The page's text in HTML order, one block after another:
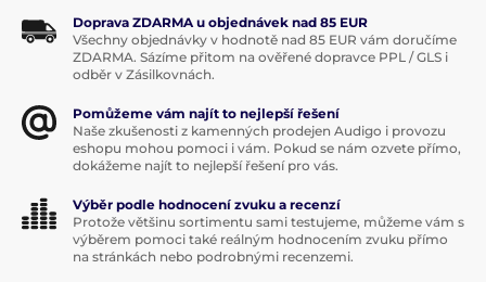
Doprava ZDARMA u objednávek nad 85 EUR
Všechny objednávky v hodnotě nad 85 EUR vám doručíme
ZDARMA. Sázíme přitom na ověřené dopravce PPL / GLS i
odběr v Zásilkovnách.
Pomůžeme vám najít to nejlepší řešení
Naše zkušenosti z kamenných prodejen Audigo i provozu
eshopu mohou pomoci i vám. Pokud se nám ozvete přímo,
dokážeme najít to nejlepší řešení pro vás.
Výběr podle hodnocení zvuku a recenzí
Protože většinu sortimentu sami testujeme, můžeme vám s
výběrem pomoci také reálným hodnocením zvuku přímo
na stránkách nebo podrobnými recenzemi.